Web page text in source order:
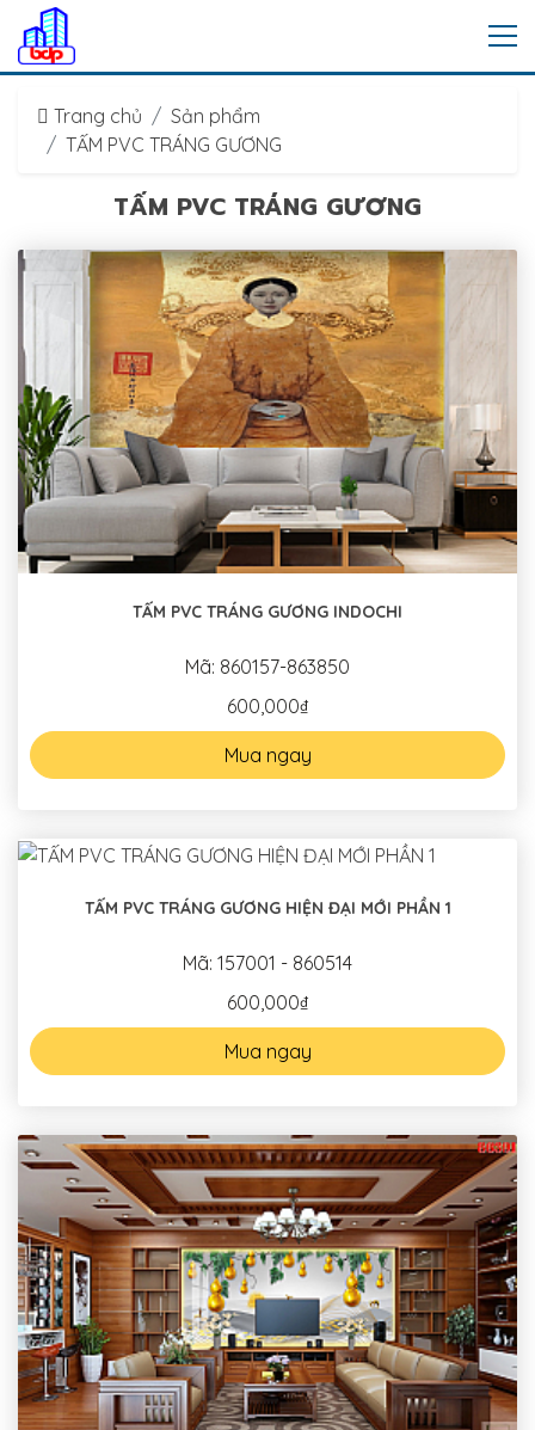
Trang chủ
Sản phẩm
TẤM PVC TRÁNG GƯƠNG
TẤM PVC TRÁNG GƯƠNG
TẤM PVC TRÁNG GƯƠNG INDOCHI
Mã: 860157-863850
600,000₫
Mua ngay
TẤM PVC TRÁNG GƯƠNG HIỆN ĐẠI MỚI PHẦN 1
Mã: 157001 - 860514
600,000₫
Mua ngay